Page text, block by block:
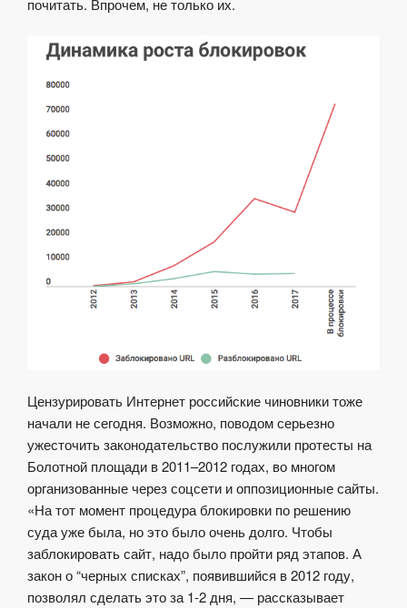
Цензурировать Интернет российские чиновники тоже
начали не сегодня. Возможно, поводом серьезно
ужесточить законодательство послужили протесты на
Болотной площади в 2011–2012 годах, во многом
организованные через соцсети и оппозиционные сайты.
«На тот момент процедура блокировки по решению
суда уже была, но это было очень долго. Чтобы
заблокировать сайт, надо было пройти ряд этапов. А
закон о “черных списках”, появившийся в 2012 году,
позволял сделать это за 1-2 дня, — рассказывает